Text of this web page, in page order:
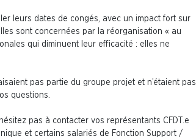
leurs dates de congés, avec un impact fort sur
sont concernées par la réorganisation « au
qui diminuent leur efficacité : elles ne
pas partie du groupe projet et n’étaient pas
questions.
pas à contacter vos représentants CFDT. e
et certains salariés de Fonction Support /